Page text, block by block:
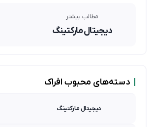
مطالب بیشتر
دیجیتال مارکتینگ
دسته‌های محبوب افراک
دیجیتال مارکتینگ